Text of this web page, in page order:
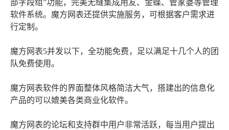
部字段组”功能，完美无缝集成用友、金蝶、管家婆等管理
软件系统。魔方网表还提供实施服务，可根据客户需求进
行定制。
魔方网表5并发以下，全功能免费，足以满足十几个人的团
队免费使用。
魔方网表软件的界面整体风格简洁大气，搭建出的信息化
产品的可以媲美各类商业化软件。
魔方网表的论坛和支持群中用户非常活跃，每当用户提出